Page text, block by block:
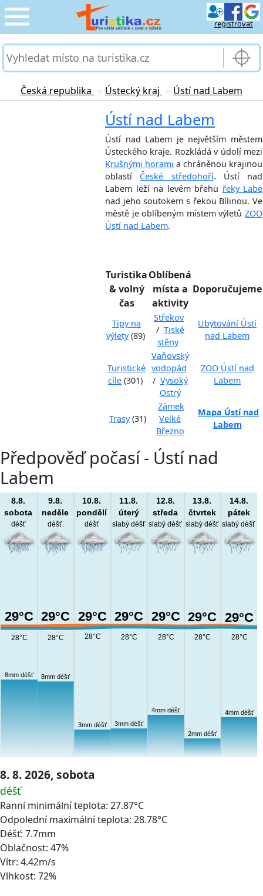
registrovat
CESTOVÁNÍ
SLUŽBY & DOPRAVA
›
Česká republika > Ústecký kraj > Ústí nad Labem
Ústí nad Labem
Ústí nad Labem je největším městem
Ústeckého kraje. Rozkládá v údolí mezi
Krušnými horami a chráněnou krajinou
oblastí České středohoří. Ústí nad
Labem leží na levém břehu řeky Labe
nad jeho soutokem s řekou Bílinou. Ve
městě je oblíbeným místem výletů ZOO
Ústí nad Labem.
Turistika
& volný
čas
Oblíbená
místa a
aktivity
Doporučujeme
Tipy na
výlety(89)
Střekov
/ Tiské
stěny
Ubytování Ústí
nad Labem
Turistické
cíle (301)
Vaňovský
vodopád
/ Vysoký
Ostrý
ZOO Ústí nad
Labem
Trasy(31)
Zámek
Velké
Březno
Mapa Ústí nad
Labem
Předpověď počasí - Ústí nad
Labem
29°C
28°C
8mm déšť
8.8.
sobota
déšť
29°C
28°C
8mm déšť
9.8.
neděle
déšť
29°C
28°C
3mm déšť
10.8.
pondělí
déšť
29°C
28°C
3mm déšť
11.8.
úterý
slabý déšť
29°C
28°C
4mm déšť
12.8.
středa
slabý déšť
29°C
28°C
2mm déšť
13.8.
čtvrtek
slabý déšť
29°C
28°C
4mm déšť
14.8.
pátek
slabý déšť
8. 8. 2026, sobota
déšť
Ranní minimální teplota: 27.87°C
Odpolední maximální teplota: 28.78°C
Déšť: 7.7mm
Oblačnost: 47%
Vítr: 4.42m/s
Vlhkost: 72%